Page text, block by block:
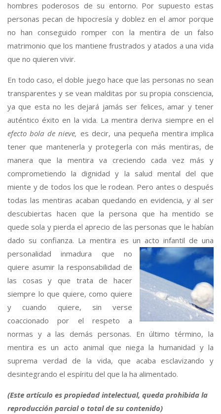
hombres poderosos de su entorno. Por supuesto estas
personas pecan de hipocresía y doblez en el amor porque
no han conseguido romper con la mentira de un falso
matrimonio que los mantiene frustrados y atados a una vida
que no quieren vivir.
En todo caso, el doble juego hace que las personas no sean
transparentes y se vean malditas por su propia consciencia,
ya que esta no les dejará jamás ser felices, amar y tener
auténtico éxito en la vida. La mentira deriva siempre en el
efecto bola de nieve, es decir, una pequeña mentira implica
tener que mantenerla y protegerla con más mentiras, de
manera que la mentira va creciendo cada vez más y
comprometiendo la dignidad y la salud mental del que
miente y de todos los que le rodean. Pero antes o después
todas las mentiras acaban quedando en evidencia, y al ser
descubiertas hacen que la persona que ha mentido se
quede sola y pierda el aprecio de las personas que le habían
dado su confianza. La mentira es un acto infantil de una
personalidad inmadura que no
quiere asumir la responsabilidad de
las cosas y que trata de hacer
siempre lo que quiere, como quiere
y cuando quiere, sin verse
coaccionado por el respeto a
normas y a las demás personas. En último término, la
mentira es un acto animal que niega la humanidad y la
suprema verdad de la vida, que acaba esclavizando y
desintegrando el espíritu del que la ha alimentado.
(Este artículo es propiedad intelectual, queda prohibida la
reproducción parcial o total de su contenido)